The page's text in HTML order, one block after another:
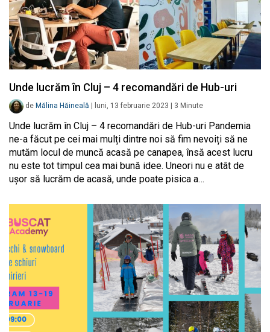
Unde lucrăm în Cluj – 4 recomandări de Hub-uri
de Mălina Hăineală luni, 13 februarie 2023 3 Minute
Unde lucrăm în Cluj – 4 recomandări de Hub-uri Pandemia
ne-a făcut pe cei mai mulți dintre noi să fim nevoiți să ne
mutăm locul de muncă acasă pe canapea, însă acest lucru
nu este tot timpul cea mai bună idee. Uneori nu e atât de
ușor să lucrăm de acasă, unde poate pisica a…